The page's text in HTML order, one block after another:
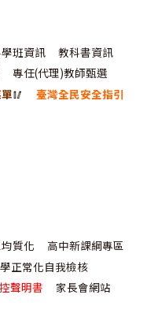
班資訊
教科書資訊
專任(代理)教師甄選
🥢 臺灣全民安全指引
質化
高中新課綱專區
正常化自我檢核
聲明書
家長會網站